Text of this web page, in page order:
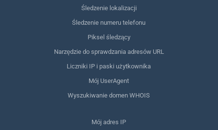
Śledzenie lokalizacji
Śledzenie numeru telefonu
Piksel śledzący
Narzędzie do sprawdzania adresów URL
Liczniki IP i paski użytkownika
Mój UserAgent
Wyszukiwanie domen WHOIS
Mój adres IP